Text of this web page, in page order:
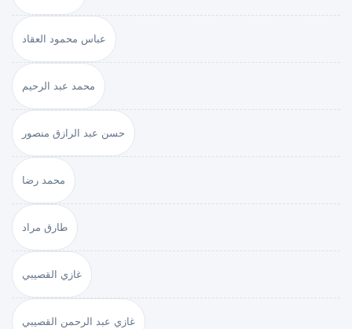
عباس محمود العقاد
محمد عبد الرحيم
حسن عبد الرازق منصور
محمد رضا
طارق مراد
غازي القصيبي
غازي عبد الرحمن القصيبي